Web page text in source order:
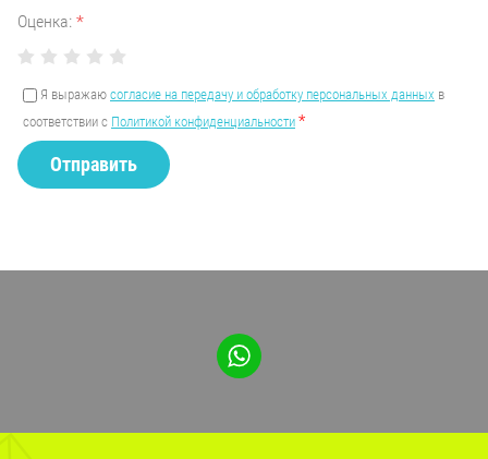
Оценка: *
Я выражаю согласие на передачу и обработку персональных данных в
соответствии с Политикой конфиденциальности *
Отправить